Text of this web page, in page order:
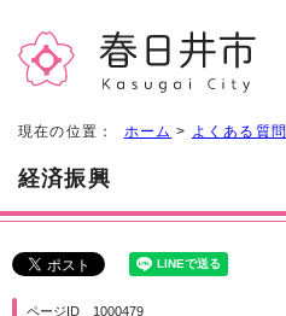
現在の位置： ホーム > よくある質問
経済振興
ページID 1000479